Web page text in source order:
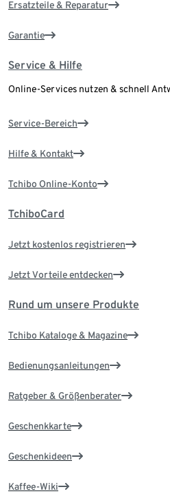
Ersatzteile & Reparatur
Garantie
Service & Hilfe
Online-Services nutzen & schnell
Service-Bereich
Hilfe & Kontakt
Tchibo Online-Konto
TchiboCard
Jetzt kostenlos registrieren
Jetzt Vorteile entdecken
Rund um unsere Produkte
Tchibo Kataloge & Magazine
Bedienungsanleitungen
Ratgeber & Größenberater
Geschenkkarte
Geschenkideen
Kaffee-Wiki